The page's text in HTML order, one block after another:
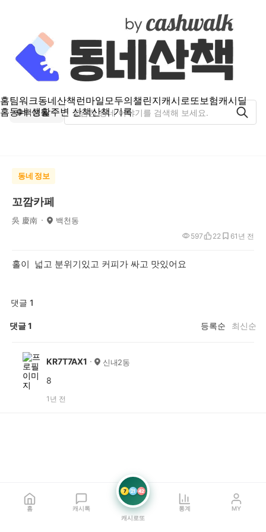
홈팀워크동네산책런마일모두의챌린지캐시로또보험캐시딜
홈동네 생활주변 산책산책 기록
백천동
동네 정보
꼬깜카페
吳 慶南 백천동
1년 전
597 22 6
홀이 넓고 분위기있고 커피가 싸고 맛있어요
댓글 1
댓글1 등록순 최신순
KR7T7AX1 신내2동
8
1년 전
홈 캐시톡
7 21 42
캐시로또
통계 MY